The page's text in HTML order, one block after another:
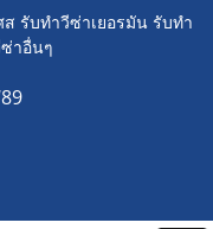
รับทำวีซ่าเยอรมัน รับทำ
าอื่นๆ